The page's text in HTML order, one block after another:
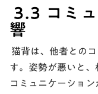
3.3 コミ
響
猫背は、他者との
す。姿勢が悪いと
コミュニケーショ